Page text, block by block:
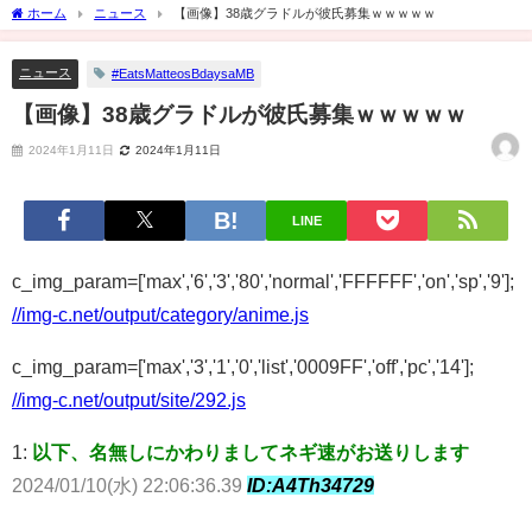
ホーム ニュース 【画像】38歳グラドルが彼氏募集ｗｗｗｗｗ
ニュース #EatsMatteosBdaysaMB
【画像】38歳グラドルが彼氏募集ｗｗｗｗｗ
2024年1月11日 2024年1月11日
LINE
c_img_param=['max','6','3','80','normal','FFFFFF','on','sp','9'];
//img-c.net/output/category/anime.js
c_img_param=['max','3','1','0','list','0009FF','off','pc','14'];
//img-c.net/output/site/292.js
1: 以下、名無しにかわりましてネギ速がお送りします
2024/01/10(水) 22:06:36.39 ID:A4Th34729